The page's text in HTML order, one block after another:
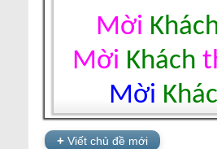
Mời
Mời Khách
Mời
+ Viết chủ đề mới